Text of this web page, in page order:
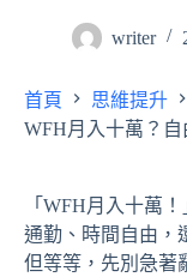
writer
首頁 思維提升
WFH月入十萬？自
「WFH月入十萬
通勤、時間自由，
但等等，先別急著